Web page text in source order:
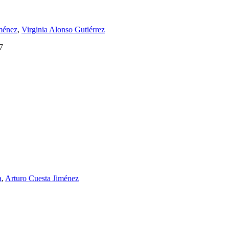
, Virginia Alonso Gutiérrez
, Arturo Cuesta Jiménez